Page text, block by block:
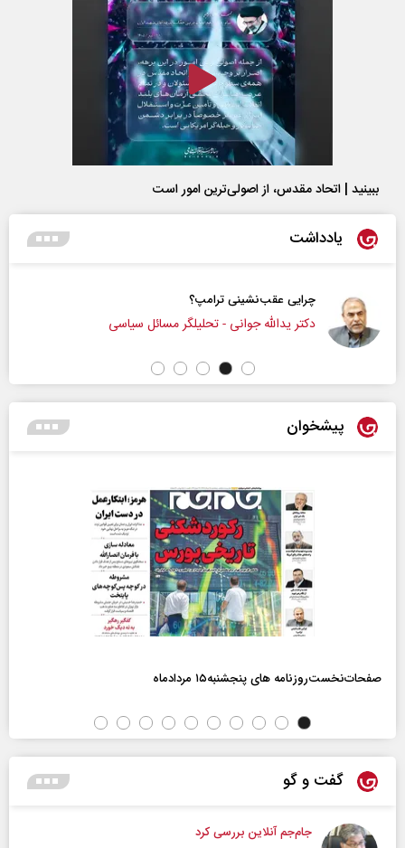
ببینید | اتحاد مقدس، از اصولی‌ترین امور است
یادداشت
چرایی عقب‌نشینی ترامپ؟
دکتر یدالله جوانی - تحلیلگر مسائل سیاسی
پیشخوان
صفحات‌نخست‌روزنامه ها‌ی پنجشنبه‌۱۵ مردادماه
گفت و گو
جام‌جم آنلاین بررسی کرد